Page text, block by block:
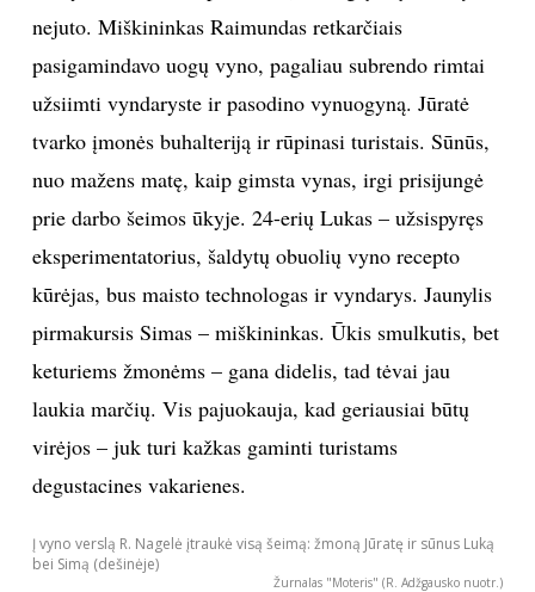
nejuto. Miškininkas Raimundas retkarčiais
pasigamindavo uogų vyno, pagaliau subrendo rimtai
užsiimti vyndaryste ir pasodino vynuogyną. Jūratė
tvarko įmonės buhalteriją ir rūpinasi turistais. Sūnūs,
nuo mažens matę, kaip gimsta vynas, irgi prisijungė
prie darbo šeimos ūkyje. 24-erių Lukas – užsispyręs
eksperimentatorius, šaldytų obuolių vyno recepto
kūrėjas, bus maisto technologas ir vyndarys. Jaunylis
pirmakursis Simas – miškininkas. Ūkis smulkutis, bet
keturiems žmonėms – gana didelis, tad tėvai jau
laukia marčių. Vis pajuokauja, kad geriausiai būtų
virėjos – juk turi kažkas gaminti turistams
degustacines vakarienes.
Į vyno verslą R. Nagelė įtraukė visą šeimą: žmoną Jūratę ir sūnus Luką
bei Simą (dešinėje)
Žurnalas "Moteris" (R. Adžgausko nuotr.)